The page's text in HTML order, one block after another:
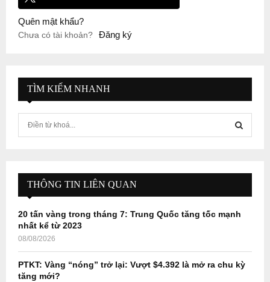
Quên mật khẩu?
Chưa có tài khoản? Đăng ký
TÌM KIẾM NHANH
f
r
E
A
H
THÔNG TIN LIÊN QUAN
20 tấn vàng trong tháng 7: Trung Quốc tăng tốc mạnh
nhất kể từ 2023
08/08/2026
PTKT: Vàng “nóng” trở lại: Vượt $4.392 là mở ra chu kỳ
tăng mới?